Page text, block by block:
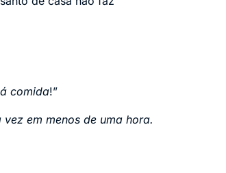
comida!”
em menos de uma hora.